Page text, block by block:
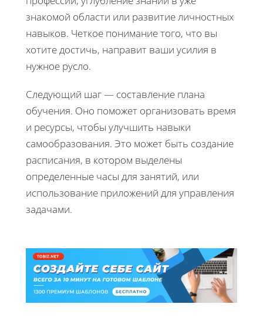
знакомой области или развитие личностных
навыков. Четкое понимание того, что вы
хотите достичь, направит ваши усилия в
нужное русло.
Следующий шаг — составление плана
обучения. Оно поможет организовать время
и ресурсы, чтобы улучшить навыки
самообразования. Это может быть создание
расписания, в котором выделены
определенные часы для занятий, или
использование приложений для управления
задачами.